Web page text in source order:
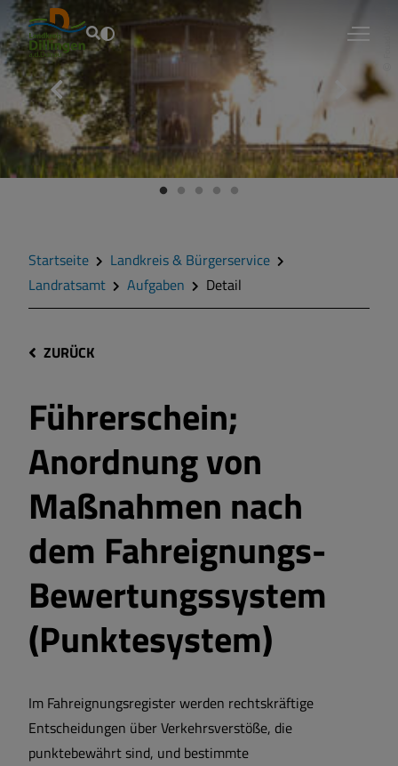
Fouad Vollmer
Startseite
Landkreis & Bürgerservice
Landratsamt
Aufgaben Detail
ZURÜCK
Führerschein;
Anordnung von
Maßnahmen nach
dem Fahreignungs-
Bewertungssystem
(Punktesystem)
Im Fahreignungsregister werden rechtskräftige
Entscheidungen über Verkehrsverstöße, die
punktebewährt sind, und bestimmte